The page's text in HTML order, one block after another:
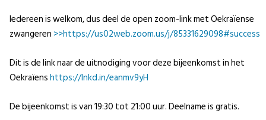
Iedereen is welkom, dus deel de open zoom-link met Oekraïense
zwangeren >>https://us02web.zoom.us/j/85331629098#success
Dit is de link naar de uitnodiging voor deze bijeenkomst in het
Oekraïenshttps://lnkd.in/eanmv9yH
De bijeenkomst is van 19:30 tot 21:00 uur. Deelname is gratis.